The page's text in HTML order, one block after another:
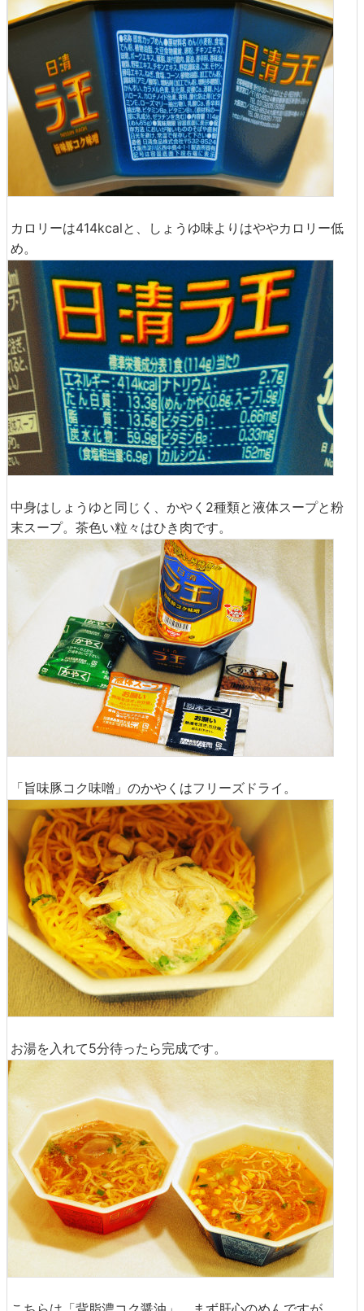
カロリーは414kcalと、しょうゆ味よりはややカロリー低
め。
中身はしょうゆと同じく、かやく2種類と液体スープと粉
末スープ。茶色い粒々はひき肉です。
「旨味豚コク味噌」のかやくはフリーズドライ。
お湯を入れて5分待ったら完成です。